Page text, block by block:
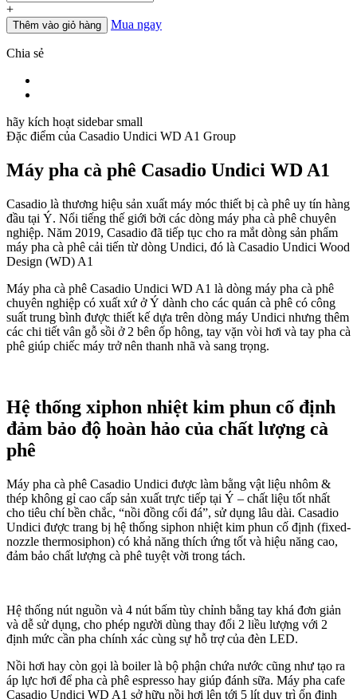
+
Thêm vào giỏ hàng Mua ngay
Chia sẻ
hãy kích hoạt sidebar small
Đặc điểm của Casadio Undici WD A1 Group
Máy pha cà phê Casadio Undici WD A1
Casadio là thương hiệu sản xuất máy móc thiết bị cà phê uy tín hàng
đầu tại Ý. Nổi tiếng thế giới bởi các dòng máy pha cà phê chuyên
nghiệp. Năm 2019, Casadio đã tiếp tục cho ra mắt dòng sản phẩm
máy pha cà phê cải tiến từ dòng Undici, đó là Casadio Undici Wood
Design (WD) A1
Máy pha cà phê Casadio Undici WD A1 là dòng máy pha cà phê
chuyên nghiệp có xuất xứ ở Ý dành cho các quán cà phê có công
suất trung bình được thiết kế dựa trên dòng máy Undici nhưng thêm
các chi tiết vân gỗ sồi ở 2 bên ốp hông, tay vặn vòi hơi và tay pha cà
phê giúp chiếc máy trở nên thanh nhã và sang trọng.
Hệ thống xiphon nhiệt kim phun cố định
đảm bảo độ hoàn hảo của chất lượng cà
phê
Máy pha cà phê Casadio Undici được làm bằng vật liệu nhôm &
thép không gỉ cao cấp sản xuất trực tiếp tại Ý – chất liệu tốt nhất
cho tiêu chí bền chắc, “nồi đồng cối đá”, sử dụng lâu dài. Casadio
Undici được trang bị hệ thống siphon nhiệt kim phun cố định (fixed-
nozzle thermosiphon) có khả năng thích ứng tốt và hiệu năng cao,
đảm bảo chất lượng cà phê tuyệt vời trong tách.
Hệ thống nút nguồn và 4 nút bấm tùy chỉnh bằng tay khá đơn giản
và dễ sử dụng, cho phép người dùng thay đổi 2 liều lượng với 2
định mức cần pha chính xác cùng sự hỗ trợ của đèn LED.
Nồi hơi hay còn gọi là boiler là bộ phận chứa nước cũng như tạo ra
áp lực hơi để pha cà phê espresso hay giúp đánh sữa. Máy pha cafe
Casadio Undici WD A1 sở hữu nồi hơi lên tới 5 lít duy trì ổn định